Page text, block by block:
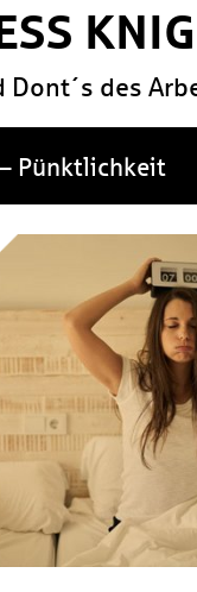
Dont´s des
Pünktlichkeit